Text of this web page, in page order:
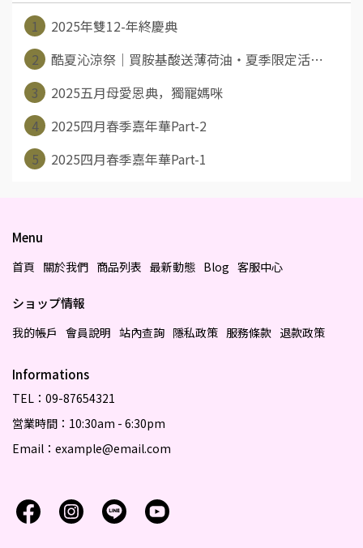
1
2025年雙12-年終慶典
2
酷夏沁涼祭｜買胺基酸送薄荷油・夏季限定活⋯
3
2025五月母愛恩典，獨寵媽咪
4
2025四月春季嘉年華Part-2
5
2025四月春季嘉年華Part-1
Menu
首頁 關於我們 商品列表 最新動態 Blog 客服中心
ショップ情報
我的帳戶 會員說明 站內查詢 隱私政策 服務條款 退款政策
Informations
TEL：09-87654321
営業時間：10:30am - 6:30pm
Email：example@email.com